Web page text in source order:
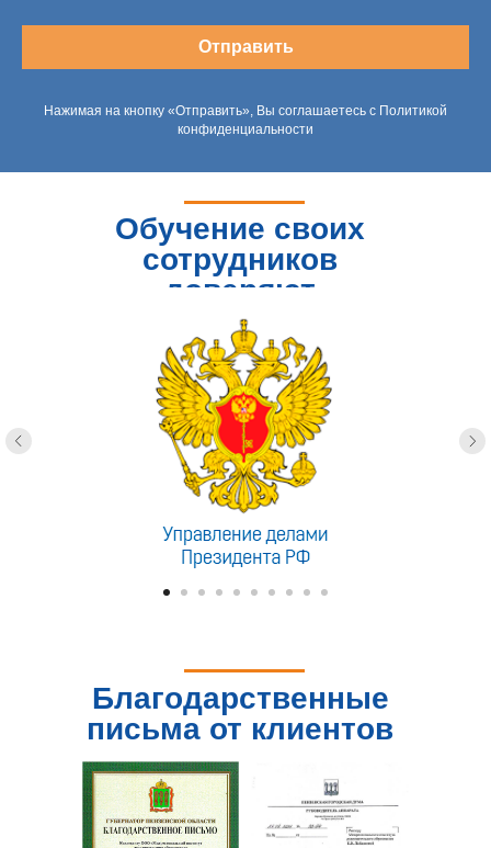
Отправить
Нажимая на кнопку «Отправить», Вы соглашаетесь с Политикой
конфиденциальности
Обучение своих
сотрудников
доверяют
Благодарственные
письма от клиентов